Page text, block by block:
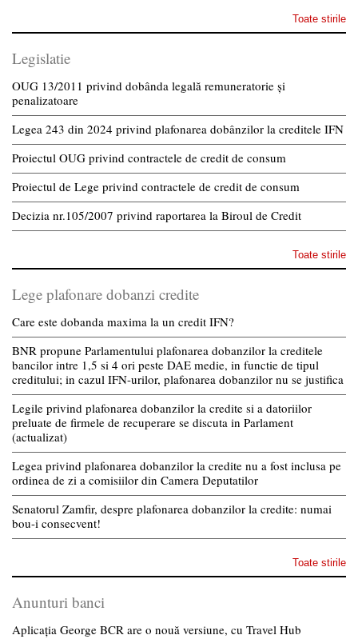
Toate stirile
Legislatie
OUG 13/2011 privind dobânda legală remuneratorie și
penalizatoare
Legea 243 din 2024 privind plafonarea dobânzilor la creditele IFN
Proiectul OUG privind contractele de credit de consum
Proiectul de Lege privind contractele de credit de consum
Decizia nr.105/2007 privind raportarea la Biroul de Credit
Toate stirile
Lege plafonare dobanzi credite
Care este dobanda maxima la un credit IFN?
BNR propune Parlamentului plafonarea dobanzilor la creditele
bancilor intre 1,5 si 4 ori peste DAE medie, in functie de tipul
creditului; in cazul IFN-urilor, plafonarea dobanzilor nu se justifica
Legile privind plafonarea dobanzilor la credite si a datoriilor
preluate de firmele de recuperare se discuta in Parlament
(actualizat)
Legea privind plafonarea dobanzilor la credite nu a fost inclusa pe
ordinea de zi a comisiilor din Camera Deputatilor
Senatorul Zamfir, despre plafonarea dobanzilor la credite: numai
bou-i consecvent!
Toate stirile
Anunturi banci
Aplicația George BCR are o nouă versiune, cu Travel Hub